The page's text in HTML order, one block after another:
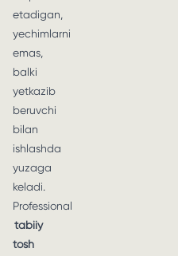
etadigan,
yechimlarni
emas,
balki
yetkazib
beruvchi
bilan
ishlashda
yuzaga
keladi.
Professional
tabiiy
tosh